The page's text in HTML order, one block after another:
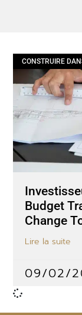
CONSTRUIRE
Budget
Change
Lire la suite
09/02/